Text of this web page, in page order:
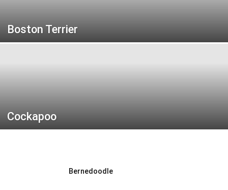
Boston Terrier
Cockapoo
Bernedoodle